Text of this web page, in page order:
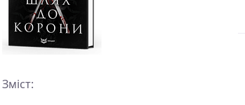
Зміст: